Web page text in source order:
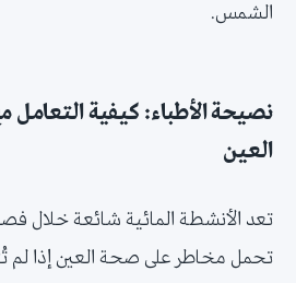
الشمس.
نصيحة الأطباء: كيفية التعامل
العين
تعد الأنشطة المائية شائعة خلال
تحمل مخاطر على صحة العين إذا لم